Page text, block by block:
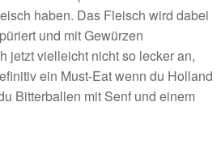
haben. Das Fleisch wird dabei
und mit Gewürzen
jetzt vielleicht nicht so lecker an,
ein Must-Eat wenn du Holland
Bitterballen mit Senf und einem